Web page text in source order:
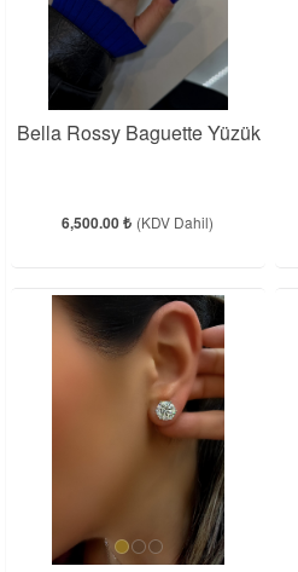
Bella Rossy Baguette Yüzük
6,500.00 ₺ (KDV Dahil)